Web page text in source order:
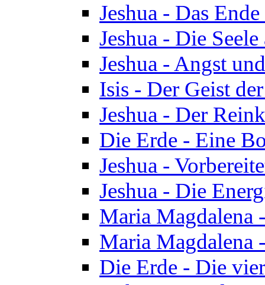
Jeshua - Das
Jeshua - Die
Jeshua - Angst
Isis - Der Geist
Jeshua - Der
Die Erde - Eine
Jeshua -
Jeshua - Die
Maria Magdalena
Maria Magdalena
Die Erde - Die